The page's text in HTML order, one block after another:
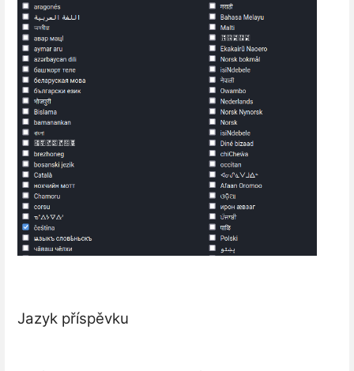
Jazyk příspěvku